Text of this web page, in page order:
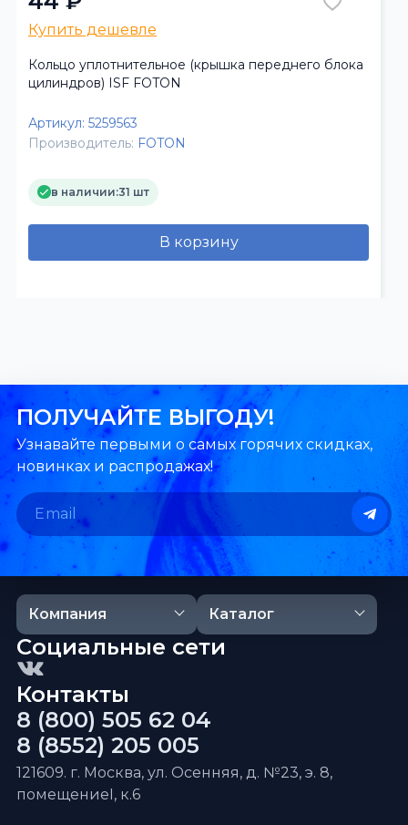
Купить дешевле
Кольцо уплотнительное (крышка переднего блока
цилиндров) ISF FOTON
Артикул: 5259563
Производитель: FOTON
в наличии:31 шт
В корзину
ПОЛУЧАЙТЕ ВЫГОДУ!
Узнавайте первыми о самых горячих скидках,
новинках и распродажах!
Компания Каталог
Контакты
8 (800) 505 62 04
8 (8552) 205 005
121609. г. Москва, ул. Осенняя, д. №23, э. 8,
помещениеI, к.6
Социальные сети